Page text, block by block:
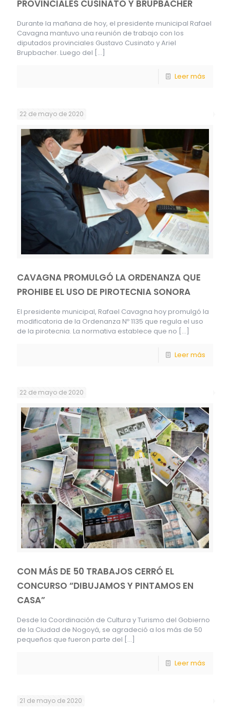
PROVINCIALES CUSINATO Y BRUPBACHER
Durante la mañana de hoy, el presidente municipal Rafael
Cavagna mantuvo una reunión de trabajo con los
diputados provinciales Gustavo Cusinato y Ariel
Brupbacher. Luego del […]
Leer más
22 de mayo de 2020
CAVAGNA PROMULGÓ LA ORDENANZA QUE
PROHIBE EL USO DE PIROTECNIA SONORA
El presidente municipal, Rafael Cavagna hoy promulgó la
modificatoria de la Ordenanza Nº 1135 que regula el uso
de la pirotecnia. La normativa establece que no […]
Leer más
22 de mayo de 2020
CON MÁS DE 50 TRABAJOS CERRÓ EL
CONCURSO “DIBUJAMOS Y PINTAMOS EN
CASA”
Desde la Coordinación de Cultura y Turismo del Gobierno
de la Ciudad de Nogoyá, se agradeció a los más de 50
pequeños que fueron parte del […]
Leer más
21 de mayo de 2020